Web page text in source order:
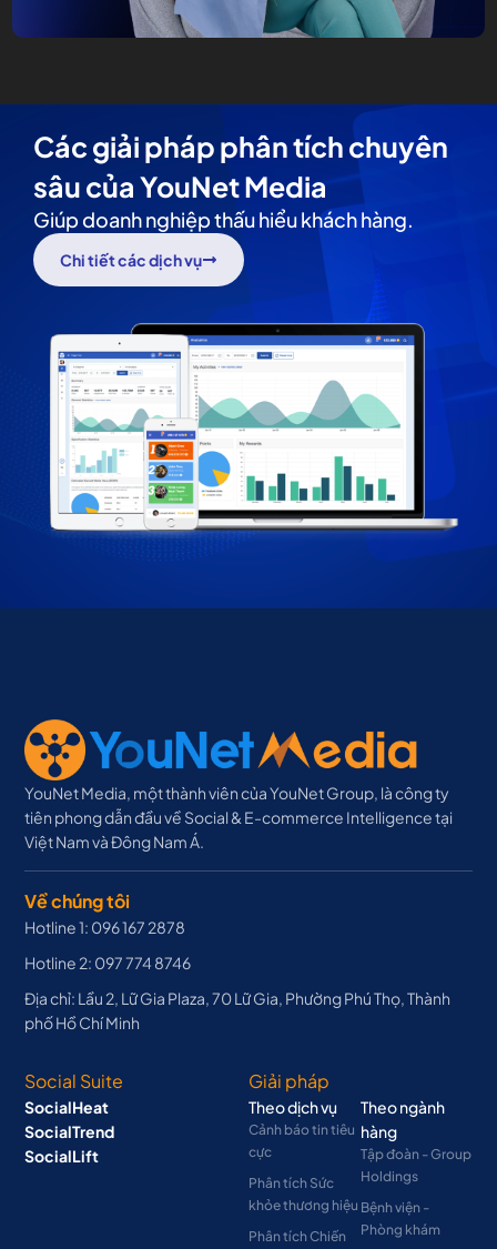
Các giải pháp phân tích chuyên
sâu của YouNet Media
Giúp doanh nghiệp thấu hiểu khách hàng.
Chi tiết các dịch vụ
YouNet Media, một thành viên của YouNet Group, là công ty
tiên phong dẫn đầu về Social & E-commerce Intelligence tại
Việt Nam và Đông Nam Á.
Về chúng tôi
Hotline 1: 096 167 2878
Hotline 2: 097 774 8746
Địa chỉ: Lầu 2, Lữ Gia Plaza, 70 Lữ Gia, Phường Phú Thọ, Thành
phố Hồ Chí Minh
Social Suite
SocialHeat
SocialTrend
SocialLift
Giải pháp
Theo dịch vụ
Cảnh báo tin tiêu
cực
Phân tích Sức
khỏe thương hiệu
Phân tích Chiến
Theo ngành
hàng
Tập đoàn - Group
Holdings
Bệnh viện -
Phòng khám